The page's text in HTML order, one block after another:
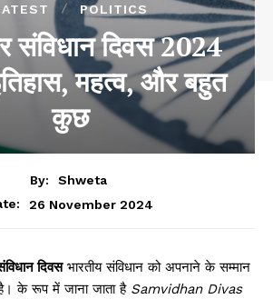
POLITICS
संविधान दिवस 2024
महत्व, और बहुत
कुछ
By:
Shweta
26 November 2024
दिवसभारतीय संविधान को अपनाने के सम्मान
के रूप में जाना जाता है Samvidhan Divas